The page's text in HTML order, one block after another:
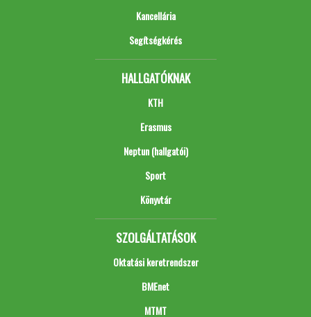
Kancellária
Segítségkérés
HALLGATÓKNAK
KTH
Erasmus
Neptun (hallgatói)
Sport
Könyvtár
SZOLGÁLTATÁSOK
Oktatási keretrendszer
BMEnet
MTMT